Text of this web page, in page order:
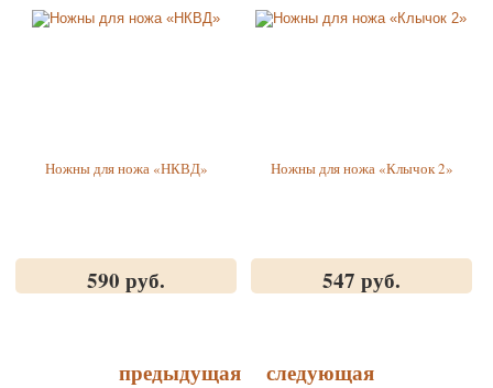
Ножны для ножа «НКВД»
590 руб.
Ножны для ножа «Клычок 2»
547 руб.
предыдущая
следующая